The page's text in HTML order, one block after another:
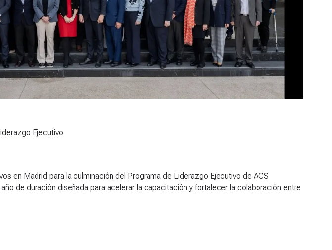
Ejecutivo
en Madrid para la culminación del Programa de Liderazgo Ejecutivo de ACS
de duración diseñada para acelerar la capacitación y fortalecer la colaboración entre